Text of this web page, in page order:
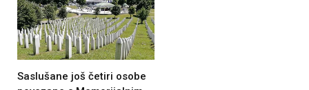
Saslušane još četiri osobe